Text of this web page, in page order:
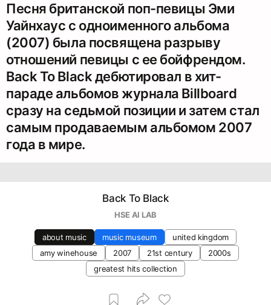
Песня британской поп-певицы Эми
Уайнхаус с одноименного альбома
(2007) была посвящена разрыву
отношений певицы с ее бойфрендом.
Back To Black дебютировал в хит-
параде альбомов журнала Billboard
сразу на седьмой позиции и затем стал
самым продаваемым альбомом 2007
года в мире.
Back To Black
HSE AI LAB
about music music museum
united kingdom
amy winehouse
2007 21st century
2000s
greatest hits collection